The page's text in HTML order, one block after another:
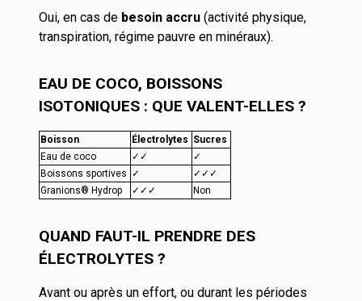
Oui, en cas de besoin accru (activité physique,
transpiration, régime pauvre en minéraux).
EAU DE COCO, BOISSONS
ISOTONIQUES : QUE VALENT-ELLES ?
Boisson Électrolytes Sucres
Eau de coco
✓✓
✓
Boissons sportives
✓
✓✓✓
Granions® Hydrop
✓✓✓ Non
QUAND FAUT-IL PRENDRE DES
ÉLECTROLYTES ?
Avant ou après un effort, ou durant les périodes